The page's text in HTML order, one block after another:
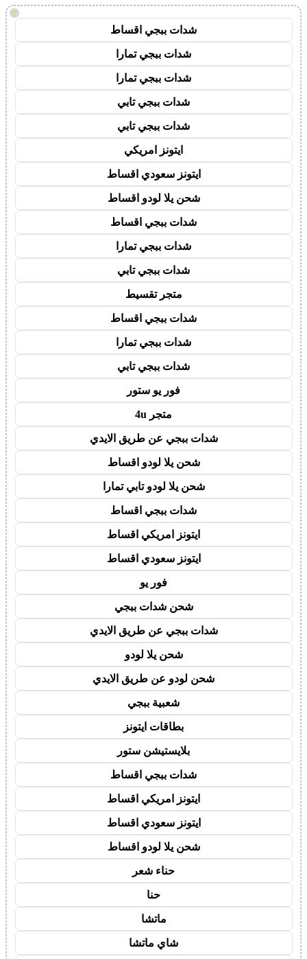
!
شدات ببجي اقساط
شدات ببجي تمارا
شدات ببجي تمارا
شدات ببجي تابي
شدات ببجي تابي
ايتونز امريكي
ايتونز سعودي اقساط
شحن يلا لودو اقساط
شدات ببجي اقساط
شدات ببجي تمارا
شدات ببجي تابي
متجر تقسيط
شدات ببجي اقساط
شدات ببجي تمارا
شدات ببجي تابي
فور يو ستور
متجر 4u
شدات ببجي عن طريق الايدي
شحن يلا لودو اقساط
شحن يلا لودو تابي تمارا
شدات ببجي اقساط
ايتونز امريكي اقساط
ايتونز سعودي اقساط
فور يو
شحن شدات ببجي
شدات ببجي عن طريق الايدي
شحن يلا لودو
شحن لودو عن طريق الايدي
شعبية ببجي
بطاقات ايتونز
بلايستيشن ستور
شدات ببجي اقساط
ايتونز امريكي اقساط
ايتونز سعودي اقساط
شحن يلا لودو اقساط
حناء شعر
حنا
ماتشا
شاي ماتشا